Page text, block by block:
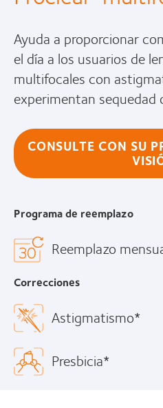
Ayuda a proporcionar
el día a los usuarios de
multifocales con
experimentan sequedad
CONSULTE CON SU
Programa de reemplazo
Reemplazo
Correcciones
Astigmatismo*
Presbicia*